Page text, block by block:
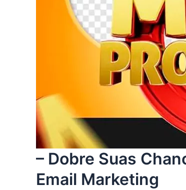
– Dobre Suas
Email Marketing